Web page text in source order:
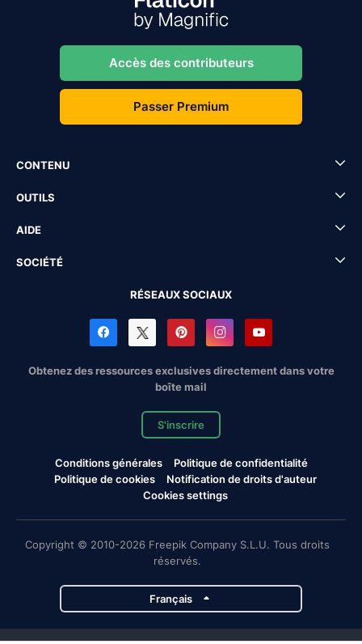
Accès des contributeurs
Passer Premium
CONTENU
OUTILS
AIDE
SOCIÉTÉ
RÉSEAUX SOCIAUX
Obtenez des ressources exclusives directement dans votre
boîte mail
S'inscrire
Conditions générales
Politique de confidentialité
Politique de cookies
Notification de droits d'auteur
Cookies settings
Copyright © 2010-2026 Freepik Company S.L.U. Tous droits
réservés.
Français